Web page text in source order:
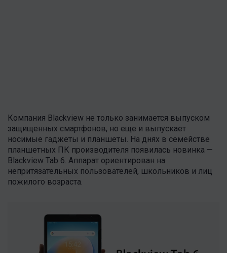
Компания Blackview не только занимается выпуском
защищенных смартфонов, но еще и выпускает
носимые гаджеты и планшеты. На днях в семействе
планшетных ПК производителя появилась новинка —
Blackview Tab 6. Аппарат ориентирован на
непритязательных пользователей, школьников и лиц
пожилого возраста.